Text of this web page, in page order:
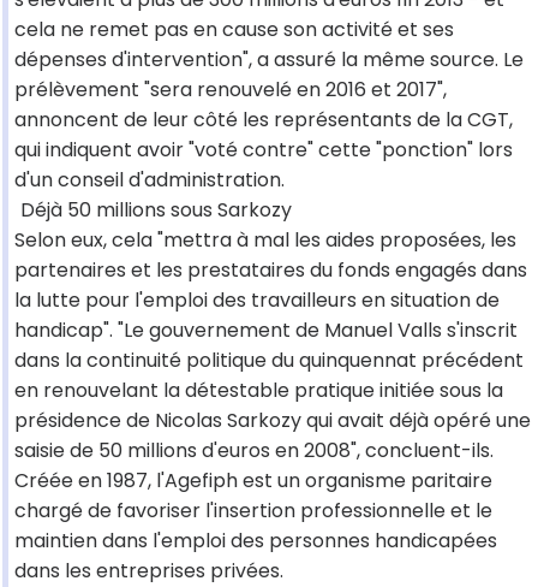
cela ne remet pas en cause son activité et ses
dépenses d'intervention", a assuré la même source. Le
prélèvement "sera renouvelé en 2016 et 2017",
annoncent de leur côté les représentants de la CGT,
qui indiquent avoir "voté contre" cette "ponction" lors
d'un conseil d'administration.
Déjà 50 millions sous Sarkozy
Selon eux, cela "mettra à mal les aides proposées, les
partenaires et les prestataires du fonds engagés dans
la lutte pour l'emploi des travailleurs en situation de
handicap". "Le gouvernement de Manuel Valls s'inscrit
dans la continuité politique du quinquennat précédent
en renouvelant la détestable pratique initiée sous la
présidence de Nicolas Sarkozy qui avait déjà opéré une
saisie de 50 millions d'euros en 2008", concluent-ils.
Créée en 1987, l'Agefiph est un organisme paritaire
chargé de favoriser l'insertion professionnelle et le
maintien dans l'emploi des personnes handicapées
dans les entreprises privées.